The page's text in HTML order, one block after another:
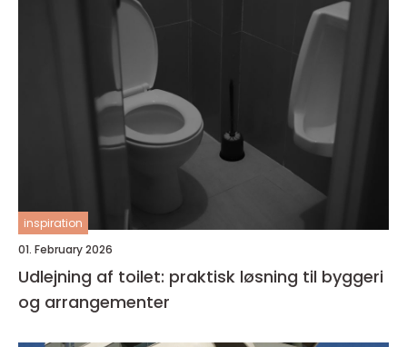
inspiration
01. February 2026
Udlejning af toilet: praktisk løsning til byggeri
og arrangementer